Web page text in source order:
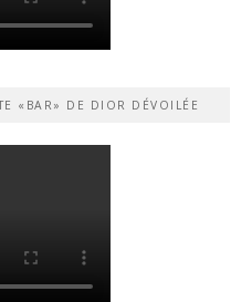
«BAR» DE DIOR DÉVOILÉE